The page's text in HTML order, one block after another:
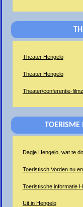
Theater Hengelo
Theater Hengelo
Theater/conferentie-
TOERISME
Dagje Hengelo, wat te
Toeristisch Vorden nu
Toeristische informatie
Uit in Hengelo